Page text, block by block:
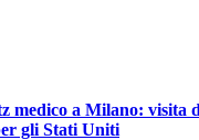
medico a Milano: visita
gli Stati Uniti